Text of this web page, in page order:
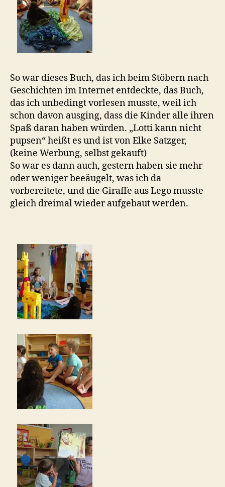
So war dieses Buch, das ich beim Stöbern nach
Geschichten im Internet entdeckte, das Buch,
das ich unbedingt vorlesen musste, weil ich
schon davon ausging, dass die Kinder alle ihren
Spaß daran haben würden. „Lotti kann nicht
pupsen“ heißt es und ist von Elke Satzger,
(keine Werbung, selbst gekauft)
So war es dann auch, gestern haben sie mehr
oder weniger beeäugelt, was ich da
vorbereitete, und die Giraffe aus Lego musste
gleich dreimal wieder aufgebaut werden.